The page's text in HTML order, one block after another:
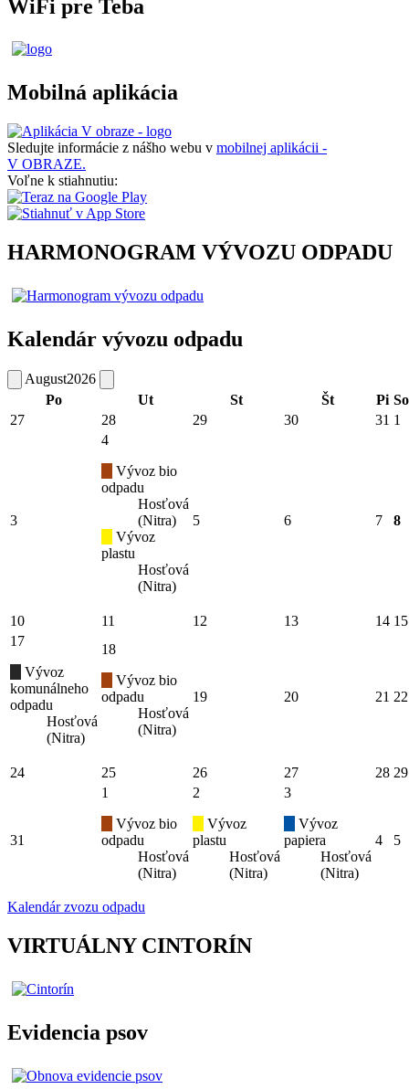
WiFi pre Teba
Mobilná aplikácia
Sledujte informácie z nášho webu v mobilnej aplikácii -
V OBRAZE.
Voľne k stiahnutiu:
HARMONOGRAM VÝVOZU ODPADU
Kalendár vývozu odpadu
August2026
Po
Ut St Št Pi So
27
28 29 30 31 1
3
4
Vývoz bio
odpadu
Hosťová
(Nitra)
Vývoz
plastu
Hosťová
(Nitra)
5 6 7 8
10 11 12 13 14 15
17
Vývoz
komunálneho
odpadu
Hosťová
(Nitra)
18
Vývoz bio
odpadu
Hosťová
(Nitra)
19 20 21 22
24 25 26 27 28 29
31
1
Vývoz bio
odpadu
Hosťová
(Nitra)
2
Vývoz
plastu
Hosťová
(Nitra)
3
Vývoz
papiera
Hosťová
(Nitra)
4 5
Kalendár zvozu odpadu
VIRTUÁLNY CINTORÍN
Evidencia psov